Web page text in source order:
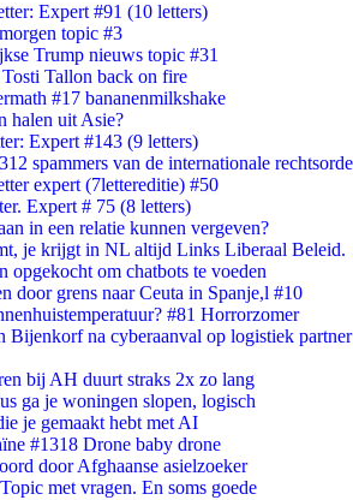
Expert #91 (10 letters)
topic #3
Trump nieuws topic #31
Tallon back on fire
#17 bananenmilkshake
halen uit Asie?
Expert #143 (9 letters)
spammers van de internationale rechtsorde
expert (7lettereditie) #50
Expert # 75 (8 letters)
in een relatie kunnen vergeven?
je krijgt in NL altijd Links Liberaal Beleid.
opgekocht om chatbots te voeden
door grens naar Ceuta in Spanje,l #10
#81 Horrorzomer
Bijenkorf na cyberaanval op logistiek partner
bij AH duurt straks 2x zo lang
ga je woningen slopen, logisch
je gemaakt hebt met AI
#1318 Drone baby drone
door Afghaanse asielzoeker
met vragen. En soms goede